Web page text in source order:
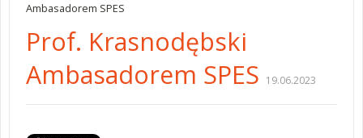
Ambasadorem SPES
Prof. Krasnodębski
Ambasadorem SPES 19.06.2023